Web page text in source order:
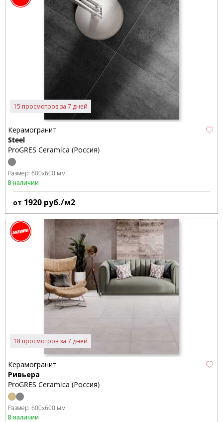
15 просмотров за 7 дней
Керамогранит
Steel
ProGRES Ceramica (Россия)
Размер: 600x600 мм
В наличии
от 1920 руб./м2
18 просмотров за 7 дней
Керамогранит
Ривьера
ProGRES Ceramica (Россия)
Размер: 600x600 мм
В наличии